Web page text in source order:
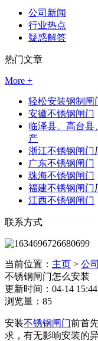
公司新闻
行业热点
疑惑解答
热门文章
More +
轻松安装钢制闸
安徽不锈钢闸门
临泽县、高台县
产
浙江不锈钢闸门
广东不锈钢闸门
珠海不锈钢闸门
福建不锈钢闸门
江西不锈钢闸门
联系方式
当前位置： 主页 > 公
不锈钢闸门怎么安装
更新时间：04-14 15:44
浏览量：85
安装不锈钢闸门前首
求，有无影响安装的